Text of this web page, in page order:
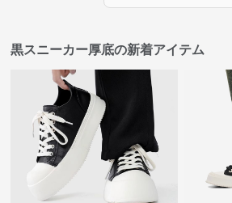
黒スニーカー厚底の新着アイテム